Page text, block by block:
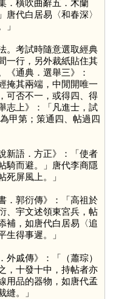
．橫吹曲辭五．木蘭
代白居易〈和春深〉
考試時隨意選取經典
一行，另外裁紙貼住其
《通典．選舉三》：
掩其兩端，中閒開唯一
可否不一，或得四、得
志上》：「凡進士，試
甲第；策通四、帖過四
新語．方正》：「使者
騎而避。」唐代李商隱
死屏風上。」
．郭衍傳》：「高祖於
、宇文述領東宮兵，帖
補，如唐代白居易〈追
得事遲。」
戚傳》：「（蕭琮）
，十發十中，持帖者亦
用品的器物，如唐代孟
縫。」